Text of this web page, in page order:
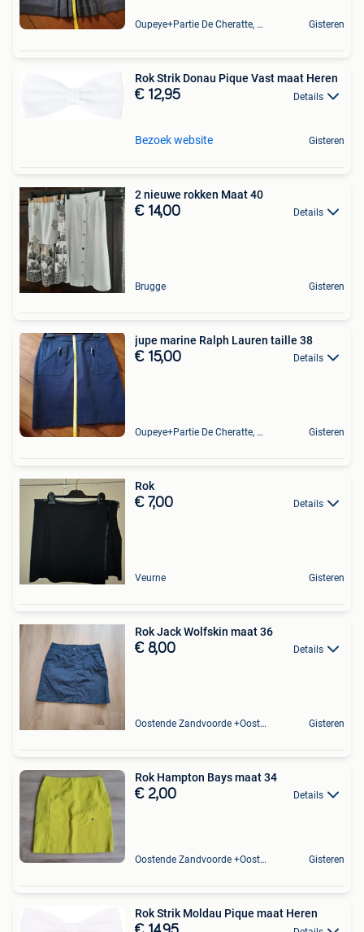
Oupeye+Partie De Cheratte, Herstal Et Wandre Gisteren
Rok Strik Donau Pique Vast maat Heren
€ 12,95 Details
Bezoek website Gisteren
2 nieuwe rokken Maat 40
€ 14,00 Details
Brugge Gisteren
jupe marine Ralph Lauren taille 38
€ 15,00 Details
Oupeye+Partie De Cheratte, Herstal Et Wandre Gisteren
Rok
€ 7,00 Details
Veurne Gisteren
Rok Jack Wolfskin maat 36
€ 8,00 Details
Oostende Zandvoorde +Oostende Gisteren
Rok Hampton Bays maat 34
€ 2,00 Details
Oostende Zandvoorde +Oostende Gisteren
Rok Strik Moldau Pique maat Heren